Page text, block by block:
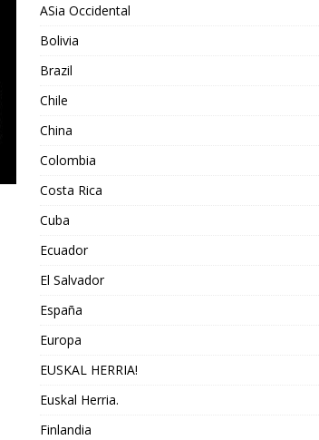
ASia Occidental
Bolivia
Brazil
Chile
China
Colombia
Costa Rica
Cuba
Ecuador
El Salvador
España
Europa
EUSKAL HERRIA!
Euskal Herria.
Finlandia